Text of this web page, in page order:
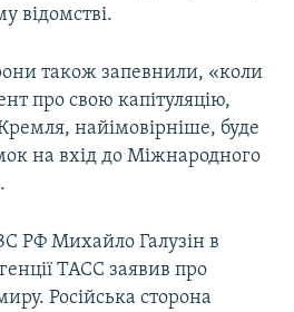
відомстві.
також запевнили, «коли
про свою капітуляцію,
найімовірніше, буде
на вхід до Міжнародного
РФ Михайло Галузін в
ТАСС заявив про
Російська сторона